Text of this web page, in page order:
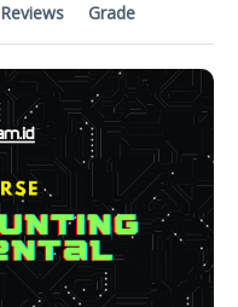
Reviews Grade